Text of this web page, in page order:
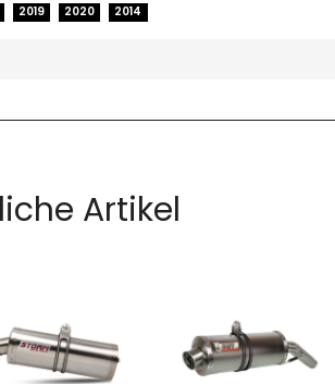
2019 2020 2014
Artikel